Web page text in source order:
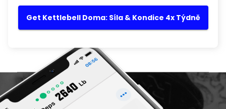
Get Kettlebell Doma: Síla & Kondice 4x Týdně